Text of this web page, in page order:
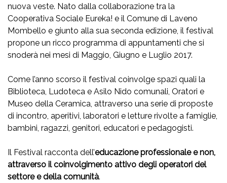
nuova veste. Nato dalla collaborazione tra la
Cooperativa Sociale Eureka! e il Comune di Laveno
Mombello e giunto alla sua seconda edizione, il festival
propone un ricco programma di appuntamenti che si
snoderà nei mesi di Maggio, Giugno e Luglio 2017.
Come l’anno scorso il festival coinvolge spazi quali la
Biblioteca, Ludoteca e Asilo Nido comunali, Oratori e
Museo della Ceramica, attraverso una serie di proposte
di incontro, aperitivi, laboratori e letture rivolte a famiglie,
bambini, ragazzi, genitori, educatori e pedagogisti.
Il Festival racconta dell’educazione professionale e non,
attraverso il coinvolgimento attivo degli operatori del
settore e della comunità.